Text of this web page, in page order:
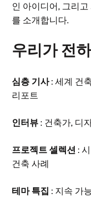
인 아이디어, 그리
를 소개합니다.
우리가 전
심층 기사: 세계 건
리포트
인터뷰 : 건축가, 디
프로젝트 셀렉션 :
건축 사례
테마 특집 : 지속 가